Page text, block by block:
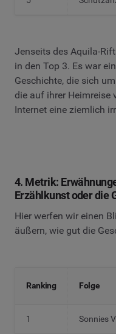
Jenseits des Aquila-
in den Top 3. Es war
Geschichte, die sich
die auf ihrer Heimreise
Internet eine ziemlich
4. Metrik:
Erzählkunst oder die
Hier werfen wir einen
äußern, wie gut die
Ranking Folge
1 Sonnies